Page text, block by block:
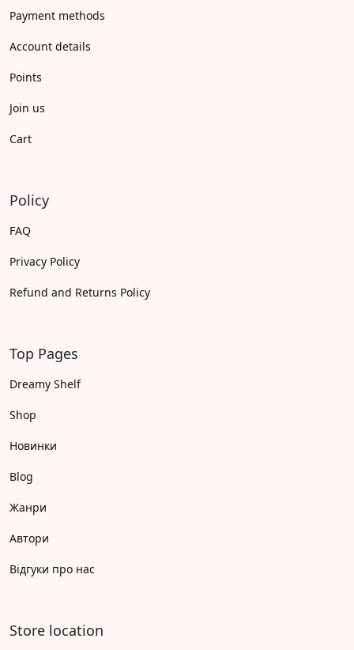
Payment methods
Account details
Points
Join us
Cart
Policy
FAQ
Privacy Policy
Refund and Returns Policy
Top Pages
Dreamy Shelf
Shop
Новинки
Blog
Жанри
Автори
Відгуки про нас
Store location